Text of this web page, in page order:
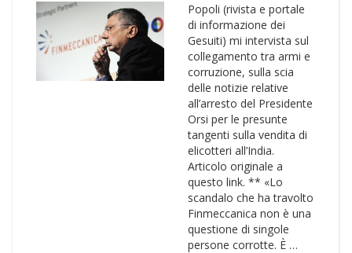
Popoli (rivista e portale
di informazione dei
Gesuiti) mi intervista sul
collegamento tra armi e
corruzione, sulla scia
delle notizie relative
all’arresto del Presidente
Orsi per le presunte
tangenti sulla vendita di
elicotteri all’India.
Articolo originale a
questo link. ** «Lo
scandalo che ha travolto
Finmeccanica non è una
questione di singole
persone corrotte. È …